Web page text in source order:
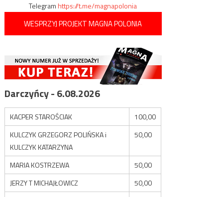
Telegramhttps://t.me/magnapolonia
WESPRZYJ PROJEKT MAGNA POLONIA
Darczyńcy - 6.08.2026
KACPER STAROŚCIAK
100,00
KULCZYK GRZEGORZ POLIŃSKA i
KULCZYK KATARZYNA
50,00
MARIA KOSTRZEWA
50,00
JERZY T MICHAJŁOWICZ
50,00